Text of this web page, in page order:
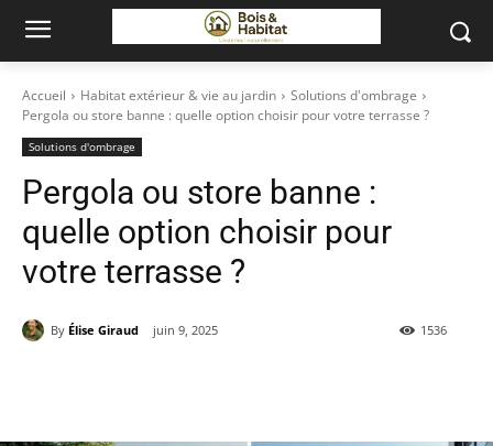
Accueil Habitat extérieur & vie au jardin
Solutions d'ombrage
Pergola ou store banne : quelle option choisir pour votre terrasse ?
Solutions d'ombrage
Pergola ou store banne :
quelle option choisir pour
votre terrasse ?
By Élise Giraud juin 9, 2025 1536